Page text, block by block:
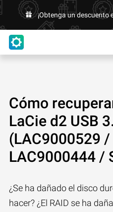
¡Obtenga un descuento
Cómo
LaCie d2 USB
(LAC9000529
LAC9000444 /
¿Se ha dañado el disco
hacer? ¿El RAID se ha